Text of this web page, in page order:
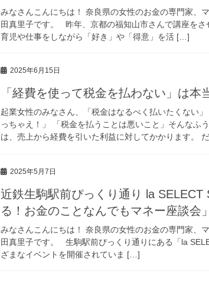
みなさんこんにちは！ 奈良県の女性のお金の専門家、
田真里子です。 昨年、京都の福知山市さんで講座を
育児や仕事をしながら「好き」や「得意」を活 […]
2025年6月15日
「経費を使って税金を払わない」は本
起業女性のみなさん、「税金はなるべく払いたくない
っちゃえ！」 「税金を払うことは悪いこと」そんなふ
は、売上から経費を引いた利益に対してかかります。
2025年5月7日
近鉄生駒駅前ぴっくり通り la SELECT
る！お金のことなんでもマネー座談会
みなさんこんにちは！ 奈良県の女性のお金の専門家、
田真里子です。 生駒駅前ぴっくり通りにある「la
ざまなイベントを開催されていま […]